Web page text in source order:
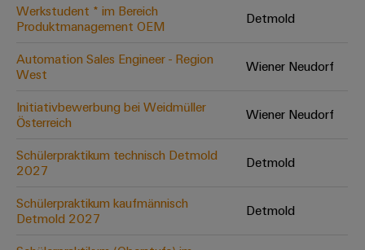
Digital
neuen Niveau
Werkstudent * im Bereich
Produktmanagement OEM
Detmold
Automation Sales Engineer - Region
West
Wiener Neudorf
Initiativbewerbung bei Weidmüller
Österreich
Wiener Neudorf
Schülerpraktikum technisch Detmold
2027
Detmold
Schülerpraktikum kaufmännisch
Detmold 2027
Detmold